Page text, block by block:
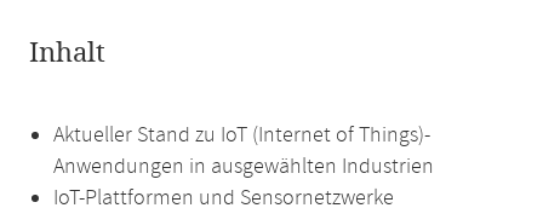
Inhalt
Aktueller Stand zu IoT (Internet of Things)-
Anwendungen in ausgewählten Industrien
IoT-Plattformen und Sensornetzwerke